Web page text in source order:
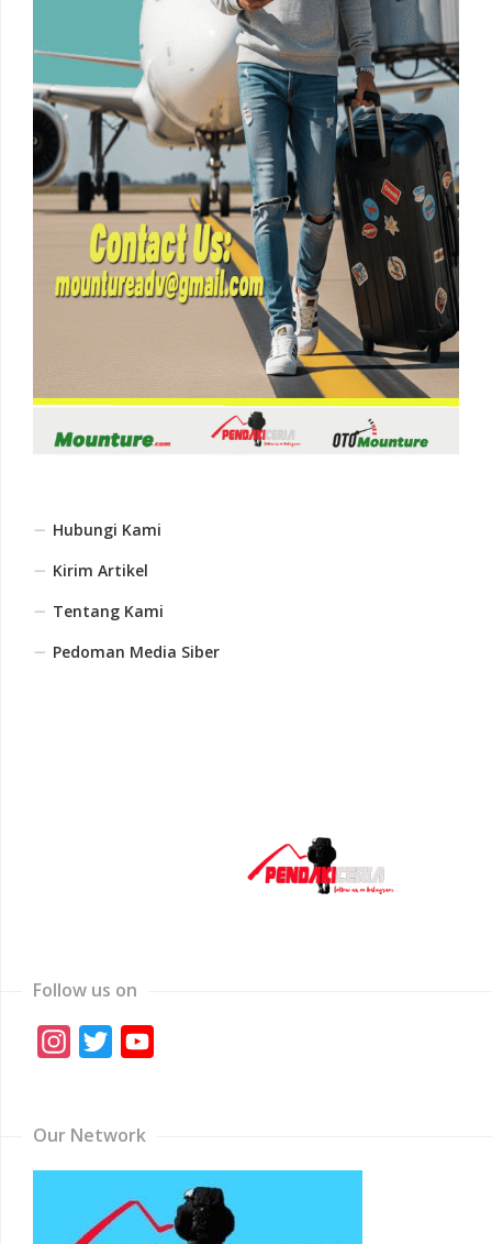
Hubungi Kami
Kirim Artikel
Tentang Kami
Pedoman Media Siber
Follow us on
Instagram
Twitter
Our Network